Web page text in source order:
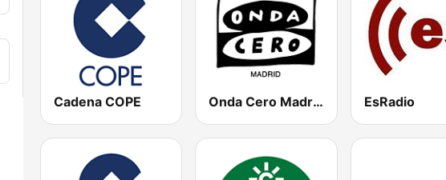
Cadena COPE Onda Cero Madrid EsRadio